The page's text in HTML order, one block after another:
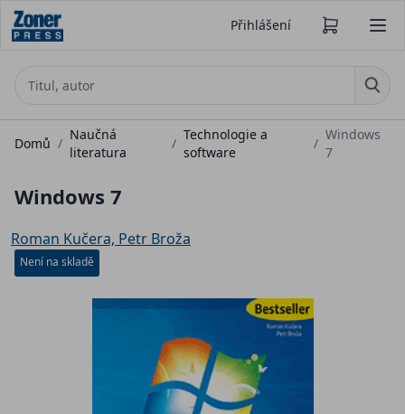
Přihlášení
Domů /
Naučná
literatura
/
Technologie a
software
/
Windows
7
Windows 7
Roman Kučera, Petr Broža
Není na skladě